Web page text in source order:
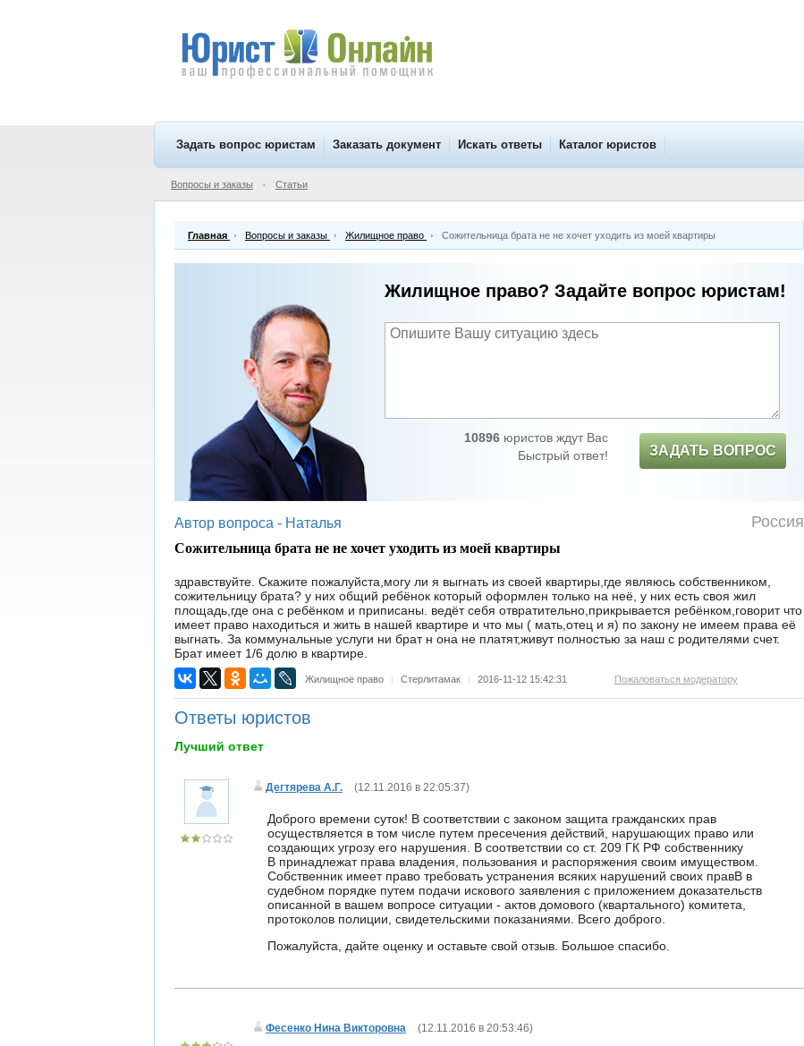
Задать вопрос юристам Заказать документ Искать ответы Каталог юристов
Вопросы и заказы • Статьи
Главная Вопросы и заказы Жилищное право Сожительница брата не не хочет уходить из моей квартиры
Жилищное право? Задайте вопрос юристам!
10896 юристов ждут Вас
Быстрый ответ!
ЗАДАТЬ ВОПРОС
Автор вопроса - Наталья Россия
Сожительница брата не не хочет уходить из моей квартиры
здравствуйте. Скажите пожалуйста,могу ли я выгнать из своей квартиры,где являюсь собственником,
сожительницу брата? у них общий ребёнок который оформлен только на неё, у них есть своя жил
площадь,где она с ребёнком и приписаны. ведёт себя отвратительно,прикрывается ребёнком,говорит что
имеет право находиться и жить в нашей квартире и что мы ( мать,отец и я) по закону не имеем права её
выгнать. За коммунальные услуги ни брат н она не платят,живут полностью за наш с родителями счет.
Брат имеет 1/6 долю в квартире.
Жилищное право | Стерлитамак | 2016-11-12 15:42:31 Пожаловаться модератору
Ответы юристов
Лучший ответ
Дегтярева А.Г. (12.11.2016 в 22:05:37)
Доброго времени суток! В соответствии с законом защита гражданских прав
осуществляется в том числе путем пресечения действий, нарушающих право или
создающих угрозу его нарушения. В соответствии со ст. 209 ГК РФ собственнику
В принадлежат права владения, пользования и распоряжения своим имуществом.
Собственник имеет право требовать устранения всяких нарушений своих правВ в
судебном порядке путем подачи искового заявления с приложением доказательств
описанной в вашем вопросе ситуации - актов домового (квартального) комитета,
протоколов полиции, свидетельскими показаниями. Всего доброго.
Пожалуйста, дайте оценку и оставьте свой отзыв. Большое спасибо.
Фесенко Нина Викторовна (12.11.2016 в 20:53:46)